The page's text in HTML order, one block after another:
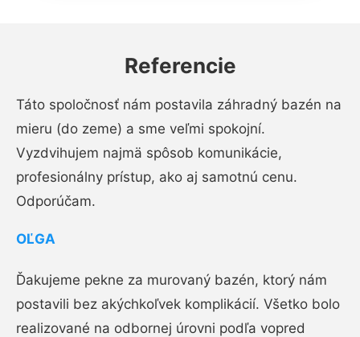
Referencie
Táto spoločnosť nám postavila záhradný bazén na
mieru (do zeme) a sme veľmi spokojní.
Vyzdvihujem najmä spôsob komunikácie,
profesionálny prístup, ako aj samotnú cenu.
Odporúčam.
OĽGA
Ďakujeme pekne za murovaný bazén, ktorý nám
postavili bez akýchkoľvek komplikácií. Všetko bolo
realizované na odbornej úrovni podľa vopred